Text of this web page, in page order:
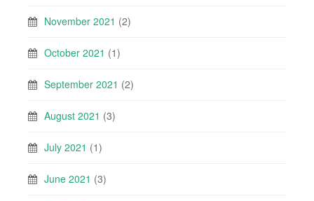
November 2021 (2)
October 2021 (1)
September 2021 (2)
August 2021 (3)
July 2021 (1)
June 2021 (3)